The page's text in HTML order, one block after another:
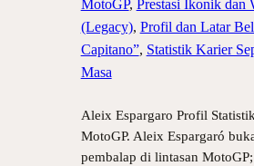
MotoGP, Prestasi Ikonik dan
(Legacy), Profil dan Latar
Capitano”, Statistik Karier
Masa
Aleix Espargaro Profil
MotoGP. Aleix Espargaró
pembalap di lintasan